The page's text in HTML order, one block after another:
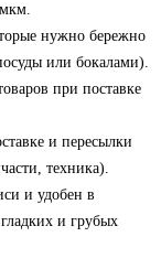
нужно бережно
или бокалами).
при поставке
и пересылки
техника).
и удобен в
и грубых